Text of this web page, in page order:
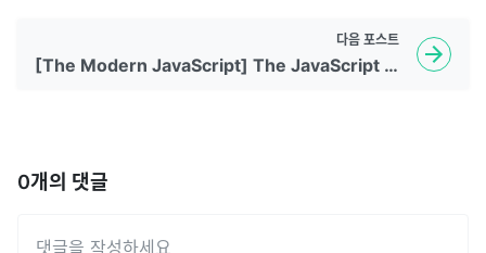
다음 포스트
[The Modern JavaScript] The JavaScript language - JavaScript Fundamentals 1
0개의 댓글